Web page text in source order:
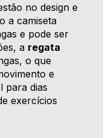
no design e
a camiseta
e pode ser
a regata
o que
e
para dias
exercícios